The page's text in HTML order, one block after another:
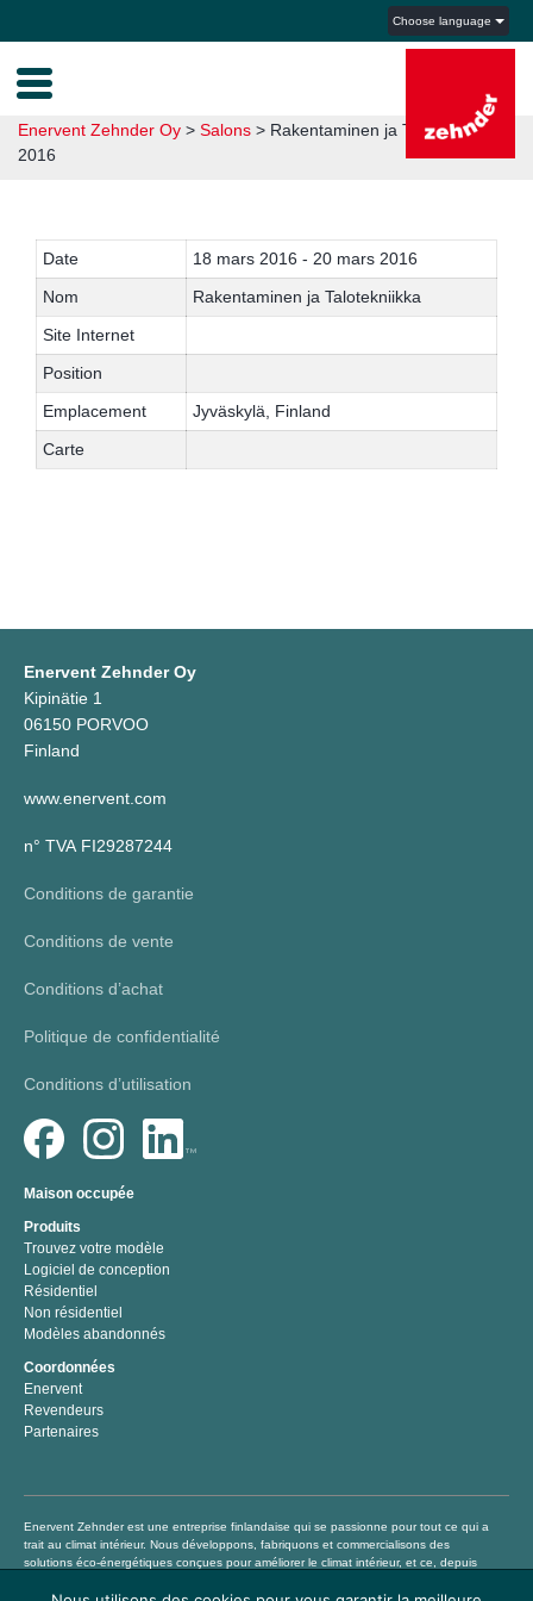
Choose language
Enervent Zehnder Oy > Salons > Rakentaminen ja Talotekniikka
2016
Date
18 mars 2016 - 20 mars 2016
Nom
Rakentaminen ja Talotekniikka
Site Internet
Position
Emplacement
Jyväskylä, Finland
Carte
Enervent Zehnder Oy
Kipinätie 1
06150 PORVOO
Finland
www.enervent.com
n° TVA FI29287244
Conditions de garantie
Conditions de vente
Conditions d’achat
Politique de confidentialité
Conditions d’utilisation
Maison occupée
Produits
Trouvez votre modèle
Logiciel de conception
Résidentiel
Non résidentiel
Modèles abandonnés
Coordonnées
Enervent
Revendeurs
Partenaires
Enervent Zehnder est une entreprise finlandaise qui se passionne pour tout ce qui a
trait au climat intérieur. Nous développons, fabriquons et commercialisons des
solutions éco-énergétiques conçues pour améliorer le climat intérieur, et ce, depuis
intérieur sain et confortable en proposant des produits de traitement de l’air de